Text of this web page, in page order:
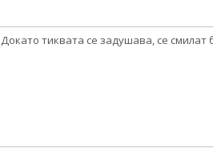
Докато тиквата се задушава, се